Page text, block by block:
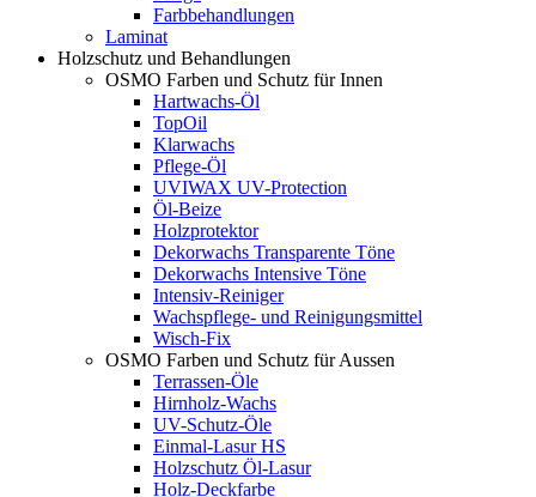
Farbbehandlungen
Laminat
Holzschutz und Behandlungen
OSMO Farben und Schutz für Innen
Hartwachs-Öl
TopOil
Klarwachs
Pflege-Öl
UVIWAX UV-Protection
Öl-Beize
Holzprotektor
Dekorwachs Transparente Töne
Dekorwachs Intensive Töne
Intensiv-Reiniger
Wachspflege- und Reinigungsmittel
Wisch-Fix
OSMO Farben und Schutz für Aussen
Terrassen-Öle
Hirnholz-Wachs
UV-Schutz-Öle
Einmal-Lasur HS
Holzschutz Öl-Lasur
Holz-Deckfarbe